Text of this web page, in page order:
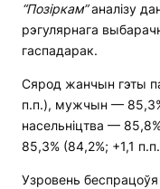
“Позіркам”аналізу
рэгулярнага
гаспадарак.
Сярод жанчын гэты
п.п.), мужчын —
насельніцтва —
85,3% (84,2%; +1,1
Узровень